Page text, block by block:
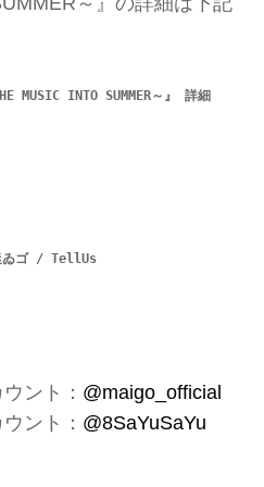
MUSIC INTO SUMMER～』 詳細
迷ゐゴ / TellUs
ント： @maigo_official
ント： @8SaYuSaYu